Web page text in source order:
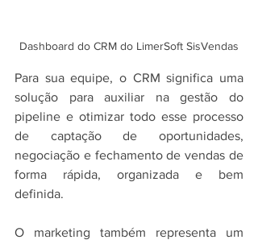
Dashboard do CRM do LimerSoft SisVendas
Para sua equipe, o CRM significa uma
solução para auxiliar na gestão do
pipeline e otimizar todo esse processo
de captação de oportunidades,
negociação e fechamento de vendas de
forma rápida, organizada e bem
definida.
O marketing também representa um